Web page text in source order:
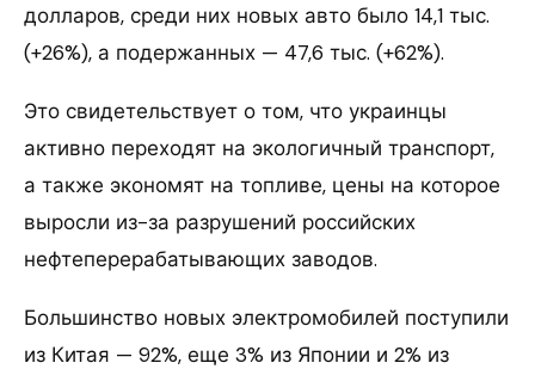
долларов, среди них новых авто было 14,1 тыс.
(+26%), а подержанных — 47,6 тыс. (+62%).
Это свидетельствует о том, что украинцы
активно переходят на экологичный транспорт,
а также экономят на топливе, цены на которое
выросли из-за разрушений российских
нефтеперерабатывающих заводов.
Большинство новых электромобилей поступили
из Китая — 92%, еще 3% из Японии и 2% из